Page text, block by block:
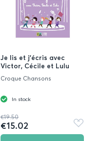
Je lis et j’écris avec
Victor, Cécile et Lulu
Croque Chansons
In stock
€19.50
€15.02
Add
to